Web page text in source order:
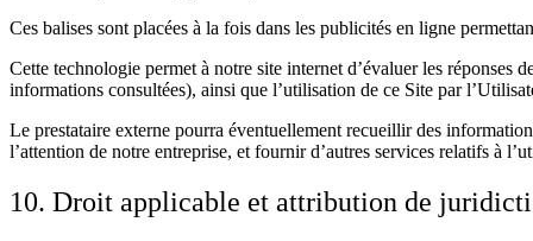
Ces balises sont placées à la fois dans les publicités en ligne
Cette technologie permet à notre site internet d’évaluer les réponses
informations consultées), ainsi que l’utilisation de ce Site par
Le prestataire externe pourra éventuellement recueillir des
l’attention de notre entreprise, et fournir d’autres services relatifs à
10. Droit applicable et attribution de